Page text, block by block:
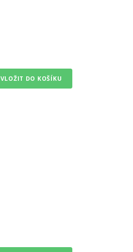
VLOŽIT DO KOŠÍKU